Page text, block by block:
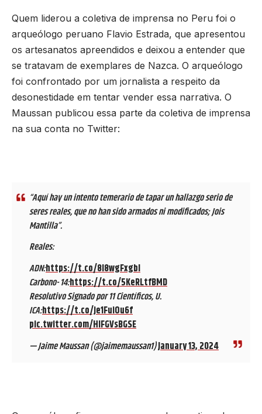
Quem liderou a coletiva de imprensa no Peru foi o
arqueólogo peruano Flavio Estrada, que apresentou
os artesanatos apreendidos e deixou a entender que
se tratavam de exemplares de Nazca. O arqueólogo
foi confrontado por um jornalista a respeito da
desonestidade em tentar vender essa narrativa. O
Maussan publicou essa parte da coletiva de imprensa
na sua conta no Twitter:
“Aquí hay un intento temerario de tapar un hallazgo serio de
seres reales, que no han sido armados ni modificados; Jois
Mantilla”.
Reales:
ADN:https://t.co/8l8wgFxgbI
Carbono- 14:https://t.co/5KeRLtfBMD
Resolutivo Signado por 11 Científicos, U.
ICA:https://t.co/je1FuiOu6f
pic.twitter.com/HIFGVsBGSE
— Jaime Maussan (@jaimemaussan1)January 13, 2024